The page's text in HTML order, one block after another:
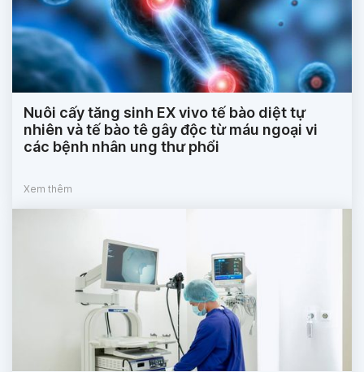
Nuôi cấy tăng sinh EX vivo tế bào diệt tự
nhiên và tế bào tê gây độc từ máu ngoại vi
các bệnh nhân ung thư phổi
Xem thêm